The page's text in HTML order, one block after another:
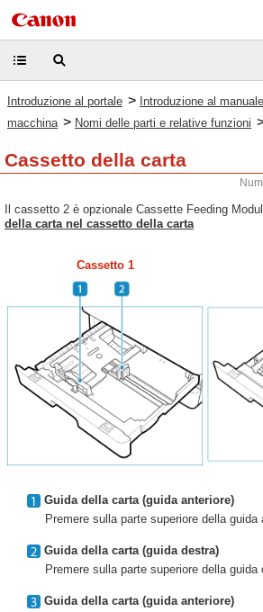
Introduzione al portale > Introduzione al manuale
macchina > Nomi delle parti e relative funzioni
Cassetto della carta
Il cassetto 2 è opzionale Cassette Feeding
della carta nel cassetto della carta
Cassetto 1
Guida della carta (guida anteriore)
Premere sulla parte superiore della
Guida della carta (guida destra)
Premere sulla parte superiore della
Guida della carta (guida anteriore)